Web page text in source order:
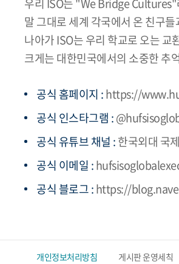
우리 ISO는 "We Bridge Cultures"
말 그대로 세계 각국에서 온 친구
나아가 ISO는 우리 학교로 오는
크게는 대한민국에서의 소중한 추
공식 홈페이지 :https://
공식 인스타그램 :
공식 유튜브 채널 :한국외대 국
공식 이메일 :
공식 블로그 :https://
개인정보처리방침 게시판 운영세칙